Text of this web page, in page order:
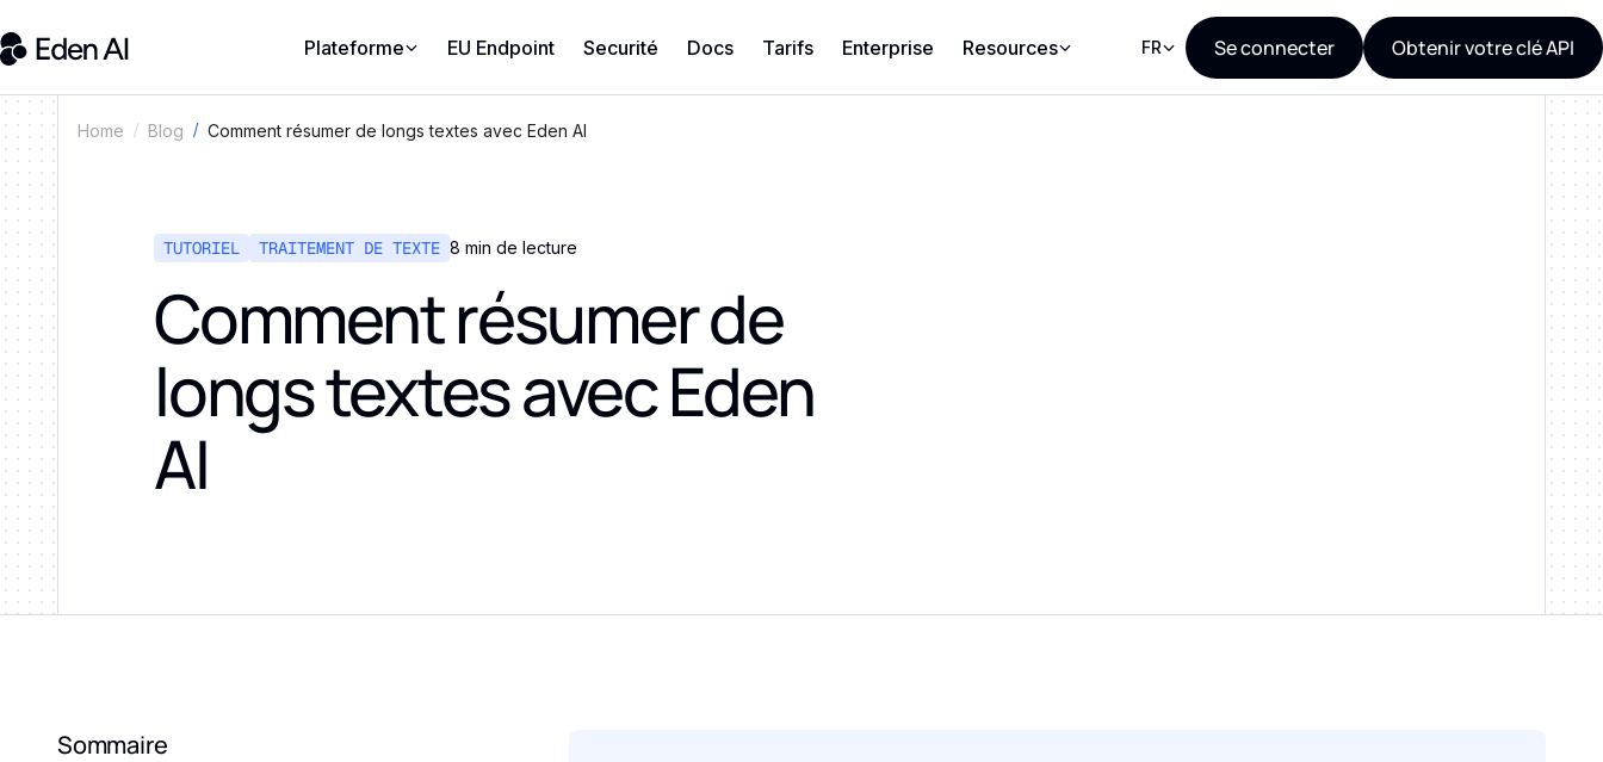
Plateforme EU Endpoint Securité Docs Tarifs Enterprise Resources FR Se connecter Obtenir votre clé API
Home Blog Comment résumer de longs textes avec Eden AI
TUTORIEL TRAITEMENT DE TEXTE 8 min de lecture
Comment résumer de
longs textes avec Eden
AI
Sommaire